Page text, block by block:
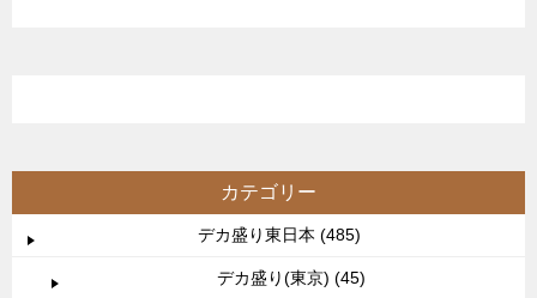
カテゴリー
デカ盛り東日本 (485)
デカ盛り(東京) (45)